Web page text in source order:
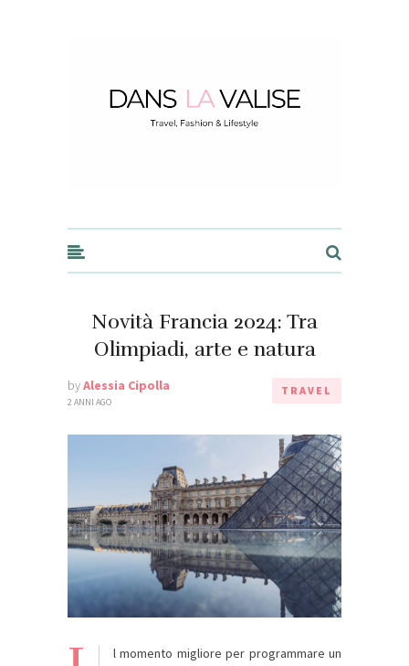
Novità Francia 2024: Tra
Olimpiadi, arte e natura
byAlessia Cipolla
2 ANNI AGO
TRAVEL
l momento migliore per programmare un